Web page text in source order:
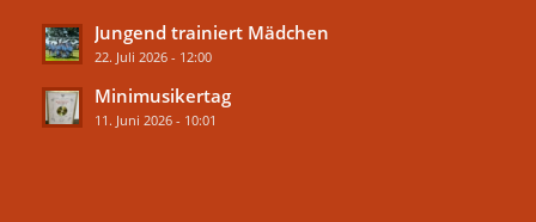
Jungend trainiert Mädchen
22. Juli 2026 - 12:00
Minimusikertag
11. Juni 2026 - 10:01